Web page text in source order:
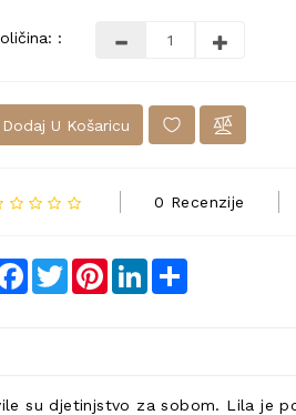
:
Dodaj U Košaricu
0 Recenzije
Facebook
TwitterPinterestLinkedIn
su djetinjstvo za sobom. Lila je